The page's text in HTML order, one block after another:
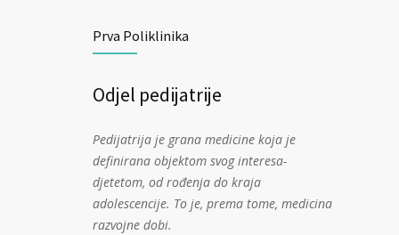
Prva Poliklinika
Odjel pedijatrije
Pedijatrija je grana medicine koja je
definirana objektom svog interesa-
djetetom, od rođenja do kraja
adolescencije. To je, prema tome, medicina
razvojne dobi.